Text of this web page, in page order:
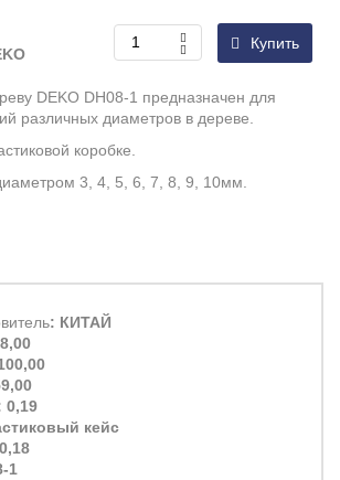
Купить
DEKO DH08-1 предназначен для
различных диаметров в дереве.
коробке.
3, 4, 5, 6, 7, 8, 9, 10мм.
: КИТАЙ
0,19
кейс
1